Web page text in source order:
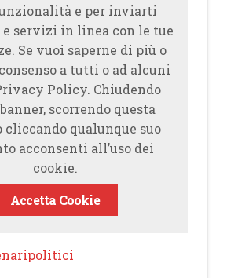
e per inviarti
servizi in linea con le tue
Se vuoi saperne di più o
a tutti o ad alcuni
Policy. Chiudendo
scorrendo questa
cliccando qualunque suo
acconsenti all’uso dei
cookie.
Accetta Cookie